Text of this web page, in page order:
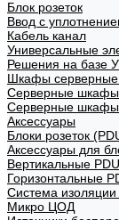
Блок розеток
Ввод с
Кабель канал
Универсальные
Решения на базе
Шкафы
Серверные шкафы
Серверные шкафы
Аксессуары
Блоки розеток
Аксессуары для
Вертикальные PDU
Горизонтальные
Система
Микро ЦОД